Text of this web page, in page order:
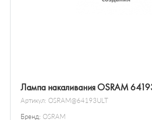
Лампа накаливания OSRAM
Артикул: OSRAM@64193ULT
Бренд: OSRAM